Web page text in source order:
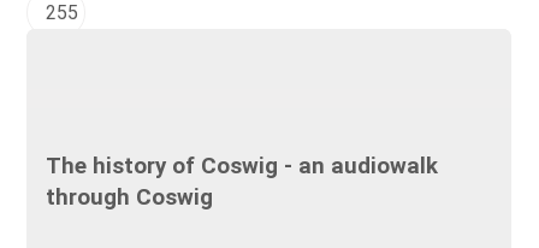
255
The history of Coswig - an audiowalk
through Coswig